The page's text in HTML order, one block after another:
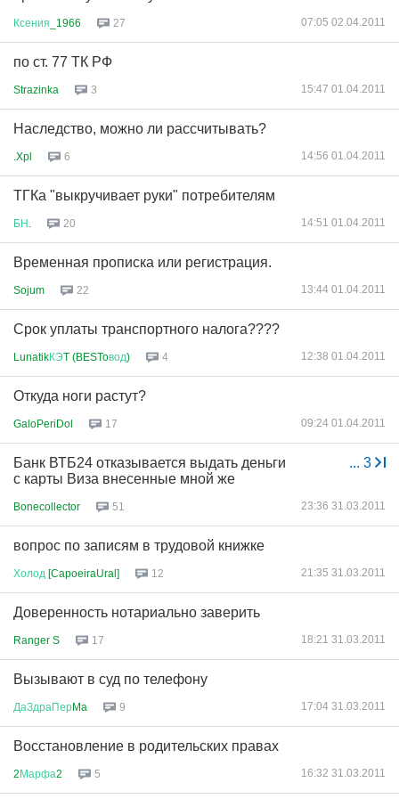
Ксения _1966 27 07:05 02.04.2011
по ст. 77 ТК РФ
Strazinka 3 15:47 01.04.2011
Наследство, можно ли рассчитывать?
.Xpl 6 14:56 01.04.2011
ТГКа "выкручивает руки" потребителям
БН 20 14:51 01.04.2011
Временная прописка или регистрация.
Sojum 22 13:44 01.04.2011
Срок уплаты транспортного налога????
LunatikКЭT (BESToвод) 4 12:38 01.04.2011
Откуда ноги растут?
GaloPeriDol 17 09:24 01.04.2011
... 3
Банк ВТБ24 отказывается выдать деньги
с карты Виза внесенные мной же
Bonecollector 51 23:36 31.03.2011
вопрос по записям в трудовой книжке
Холод [CapoeiraUral] 12 21:35 31.03.2011
Доверенность нотариально заверить
Ranger S 17 18:21 31.03.2011
Вызывают в суд по телефону
ДаЗдраПерMa 9 17:04 31.03.2011
Восстановление в родительских правах
2Марфа2 5 16:32 31.03.2011